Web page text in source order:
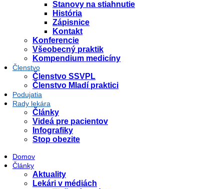
Stanovy na stiahnutie
História
Zápisnice
Kontakt
Konferencie
Všeobecný praktik
Kompendium medicíny
Členstvo
Členstvo SSVPL
Členstvo Mladí praktici
Podujatia
Rady lekára
Články
Videá pre pacientov
Infografiky
Stop obezite
Domov
Články
Aktuality
Lekári v médiách